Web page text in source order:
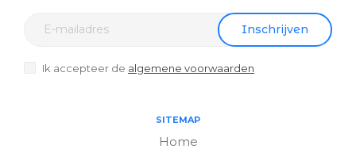
SITEMAP
Home
Inschrijven
Ik accepteer de algemene voorwaarden